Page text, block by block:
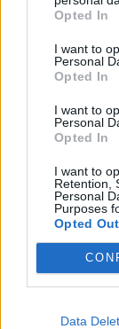
Opted In
I want to
Personal
Opted In
I want to
Personal
Opted In
I want to
Retention,
Personal
Purposes
Opted Out
Data
Lifestyle
Matkailu
Some
YouTube
Twitter